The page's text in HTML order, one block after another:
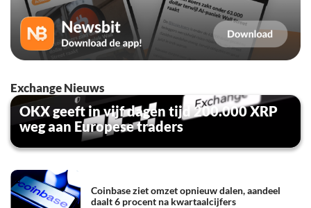
Exchange Nieuws
OKX geeft in vijf dagen tijd 200.000 XRP
weg aan Europese traders
Coinbase ziet omzet opnieuw dalen, aandeel
daalt 6 procent na kwartaalcijfers